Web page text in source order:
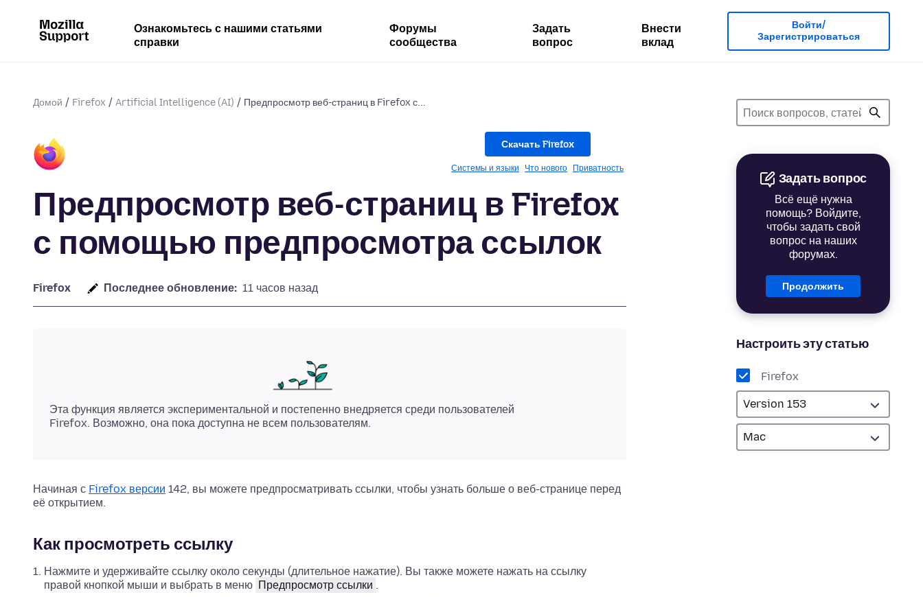
Ознакомьтесь с нашими статьями
справки
Форумы
сообщества
Задать
вопрос
Внести
вклад
Войти/
Зарегистрироваться
Домой Firefox Artificial Intelligence (AI) Предпросмотр веб-страниц в Firefox с...
Задать вопрос
Всё ещё нужна
помощь? Войдите,
чтобы задать свой
вопрос на наших
форумах.
Продолжить
Настроить эту статью
Firefox
Скачать Firefox
Системы и языки Что нового Приватность
Предпросмотр веб-страниц в Firefox
с помощью предпросмотра ссылок
Firefox Последнее обновление: 11 часов назад
Эта функция является экспериментальной и постепенно внедряется среди пользователей
Firefox. Возможно, она пока доступна не всем пользователям.
Начиная с Firefox версии 142, вы можете предпросматривать ссылки, чтобы узнать больше о веб-странице перед
её открытием.
Как просмотреть ссылку
Нажмите и удерживайте ссылку около секунды (длительное нажатие). Вы также можете нажать на ссылку
правой кнопкой мыши и выбрать в меню Предпросмотр ссылки .